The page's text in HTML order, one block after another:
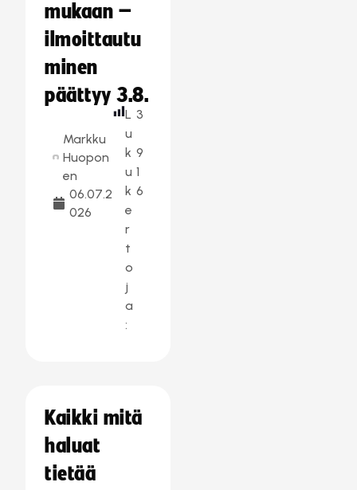
mukaan –
ilmoittautu
minen
päättyy 3.8.
Markku
Huopon
en
06.07.2
026
L
u
k
u
k
e
r
t
o
j
a
:
3
9
1
6
Kaikki mitä
haluat
tietää